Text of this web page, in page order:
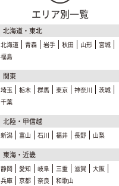
エリア別一覧
北海道・東北
北海道 青森 岩手 秋田 山形
宮城
福島
関東
埼玉 栃木 群馬 東京 神奈川
茨城
千葉
北陸・甲信越
新潟 富山 石川 福井 長野 山梨
東海・近畿
静岡 愛知 岐阜 三重 滋賀
大阪
兵庫
京都 奈良 和歌山